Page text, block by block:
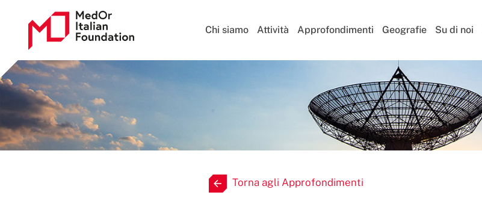
Chi siamo Attività Approfondimenti Geografie Su di noi
Torna agli Approfondimenti